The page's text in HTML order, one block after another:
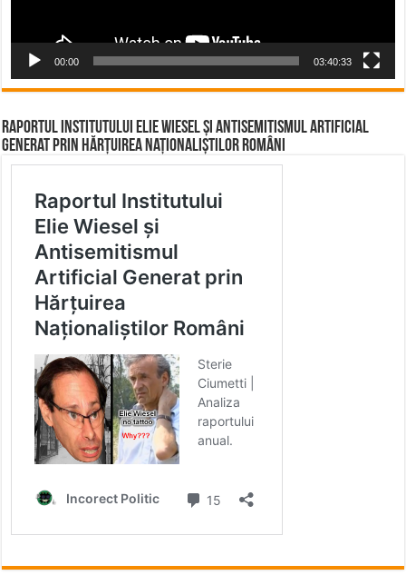
00:00 03:40:33
Raportul Institutului Elie Wiesel și Antisemitismul Artificial
Generat prin Hărțuirea Naționaliștilor Români